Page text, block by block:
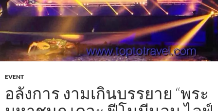
EVENT
อลังการ งามเกินบรรยาย “พระ